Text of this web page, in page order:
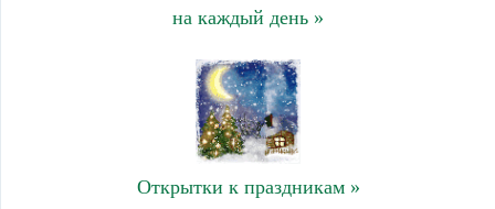
на каждый день »
Открытки к праздникам »